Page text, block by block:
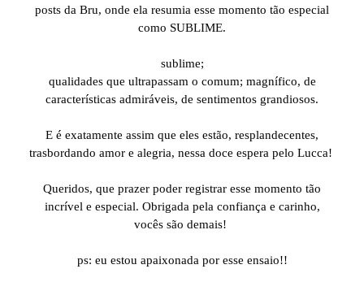
posts da Bru, onde ela resumia esse momento tão especial
como SUBLIME.
sublime;
qualidades que ultrapassam o comum; magnífico, de
características admiráveis, de sentimentos grandiosos.
E é exatamente assim que eles estão, resplandecentes,
trasbordando amor e alegria, nessa doce espera pelo Lucca!
Queridos, que prazer poder registrar esse momento tão
incrível e especial. Obrigada pela confiança e carinho,
vocês são demais!
ps: eu estou apaixonada por esse ensaio!!